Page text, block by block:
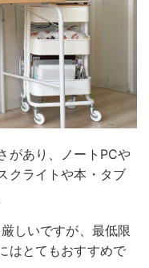
があり、ノートPCや
クライトや本・タブ
しいですが、最低限
はとてもおすすめで